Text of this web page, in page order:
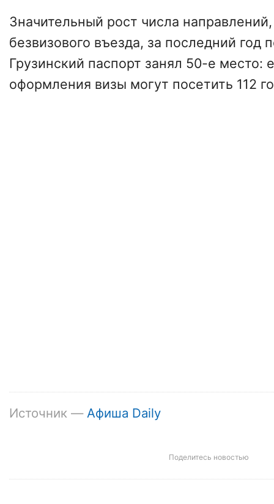
Значительный рост числа
безвизового въезда, за последний год
Грузинский паспорт занял 50-е место:
оформления визы могут посетить 112
Источник — Афиша Daily
Поделитесь новостью